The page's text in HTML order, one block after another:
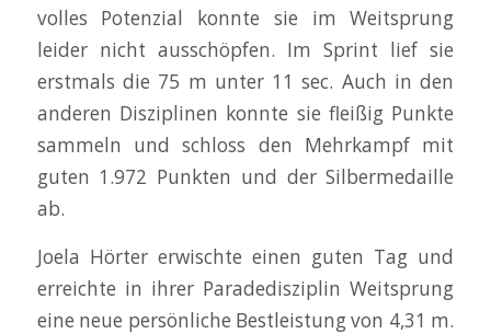
volles Potenzial konnte sie im Weitsprung
leider nicht ausschöpfen. Im Sprint lief sie
erstmals die 75 m unter 11 sec. Auch in den
anderen Disziplinen konnte sie fleißig Punkte
sammeln und schloss den Mehrkampf mit
guten 1.972 Punkten und der Silbermedaille
ab.
Joela Hörter erwischte einen guten Tag und
erreichte in ihrer Paradedisziplin Weitsprung
eine neue persönliche Bestleistung von 4,31 m.